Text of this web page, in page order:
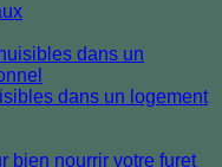
dans un logement